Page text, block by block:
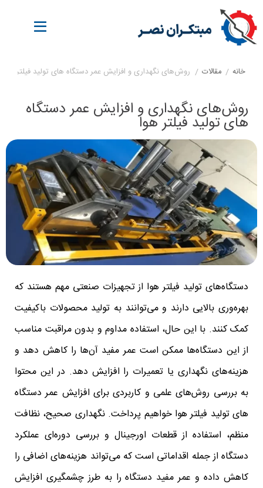
خانه / مقالات / روش‌های نگهداری و افزایش عمر دستگاه‌ های تولید فیلتر هوا
روش‌های نگهداری و افزایش عمر دستگاه‌
های تولید فیلتر هوا
دستگاه‌های تولید فیلتر هوا از تجهیزات صنعتی مهم هستند که
بهره‌وری بالایی دارند و می‌توانند به تولید محصولات باکیفیت
کمک کنند. با این حال، استفاده مداوم و بدون مراقبت مناسب
از این دستگاه‌ها ممکن است عمر مفید آن‌ها را کاهش دهد و
هزینه‌های نگهداری یا تعمیرات را افزایش دهد. در این محتوا
به بررسی روش‌های علمی و کاربردی برای افزایش عمر دستگاه‌
های تولید فیلتر هوا خواهیم پرداخت. نگهداری صحیح، نظافت
منظم، استفاده از قطعات اورجینال و بررسی دوره‌ای عملکرد
دستگاه از جمله اقداماتی است که می‌تواند هزینه‌های اضافی را
کاهش داده و عمر مفید دستگاه را به طرز چشمگیری افزایش